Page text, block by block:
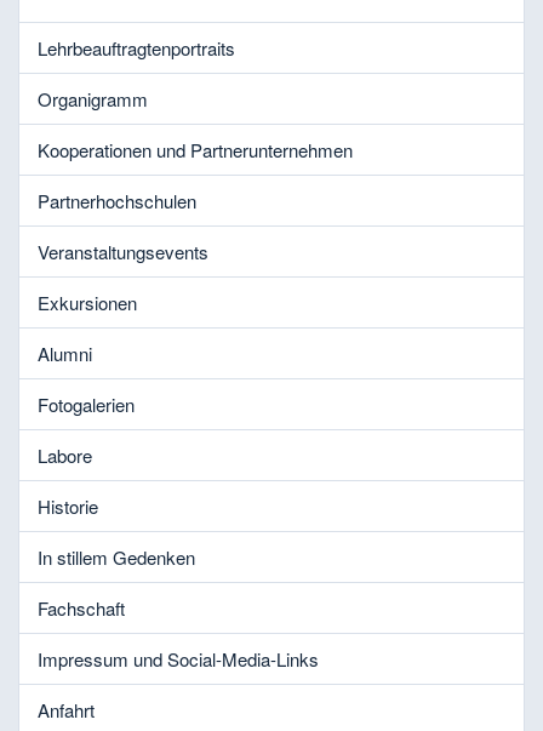
Lehrbeauftragtenportraits
Organigramm
Kooperationen und Partnerunternehmen
Partnerhochschulen
Veranstaltungsevents
Exkursionen
Alumni
Fotogalerien
Labore
Historie
In stillem Gedenken
Fachschaft
Impressum und Social-Media-Links
Anfahrt